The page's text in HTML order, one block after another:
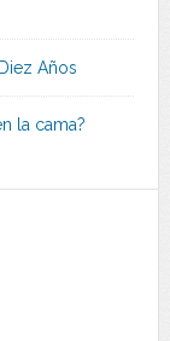
Años
la cama?